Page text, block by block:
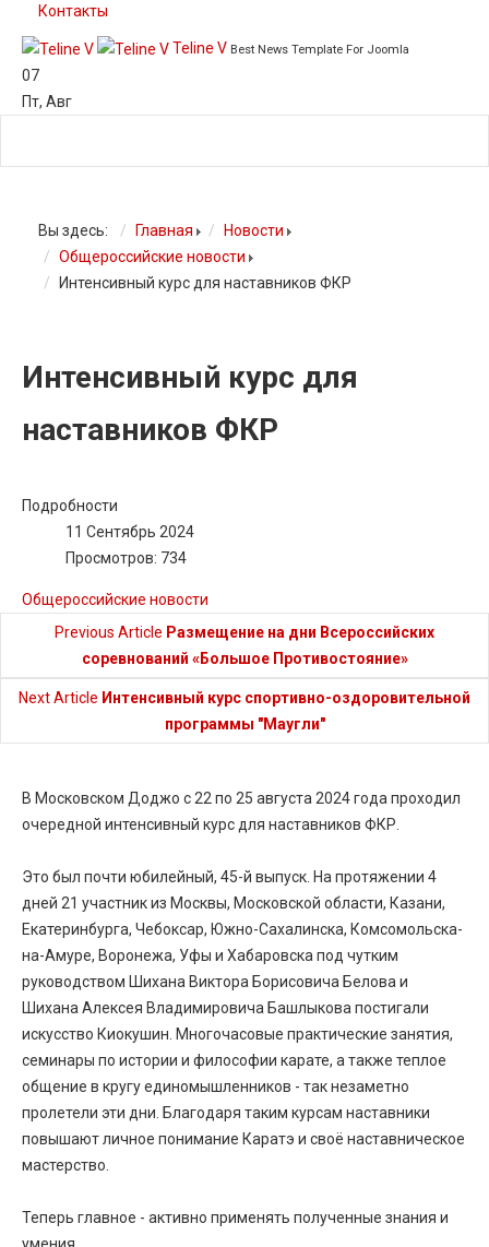
Контакты
Teline V Best News Template For Joomla
07
Пт, Авг
Вы здесь: Главная
Новости
Общероссийские новости
Интенсивный курс для наставников ФКР
Интенсивный курс для
наставников ФКР
Подробности
11 Сентябрь 2024
Просмотров: 734
Общероссийские новости
Previous Article Размещение на дни Всероссийских
соревнований «Большое Противостояние»
Next Article Интенсивный курс спортивно-оздоровительной
программы "Маугли"
В Московском Доджо с 22 по 25 августа 2024 года проходил
очередной интенсивный курс для наставников ФКР.
Это был почти юбилейный, 45-й выпуск. На протяжении 4
дней 21 участник из Москвы, Московской области, Казани,
Екатеринбурга, Чебоксар, Южно-Сахалинска, Комсомольска-
на-Амуре, Воронежа, Уфы и Хабаровска под чутким
руководством Шихана Виктора Борисовича Белова и
Шихана Алексея Владимировича Башлыкова постигали
искусство Киокушин. Многочасовые практические занятия,
семинары по истории и философии карате, а также теплое
общение в кругу единомышленников - так незаметно
пролетели эти дни. Благодаря таким курсам наставники
повышают личное понимание Каратэ и своё наставническое
мастерство.
Теперь главное - активно применять полученные знания и
умения.